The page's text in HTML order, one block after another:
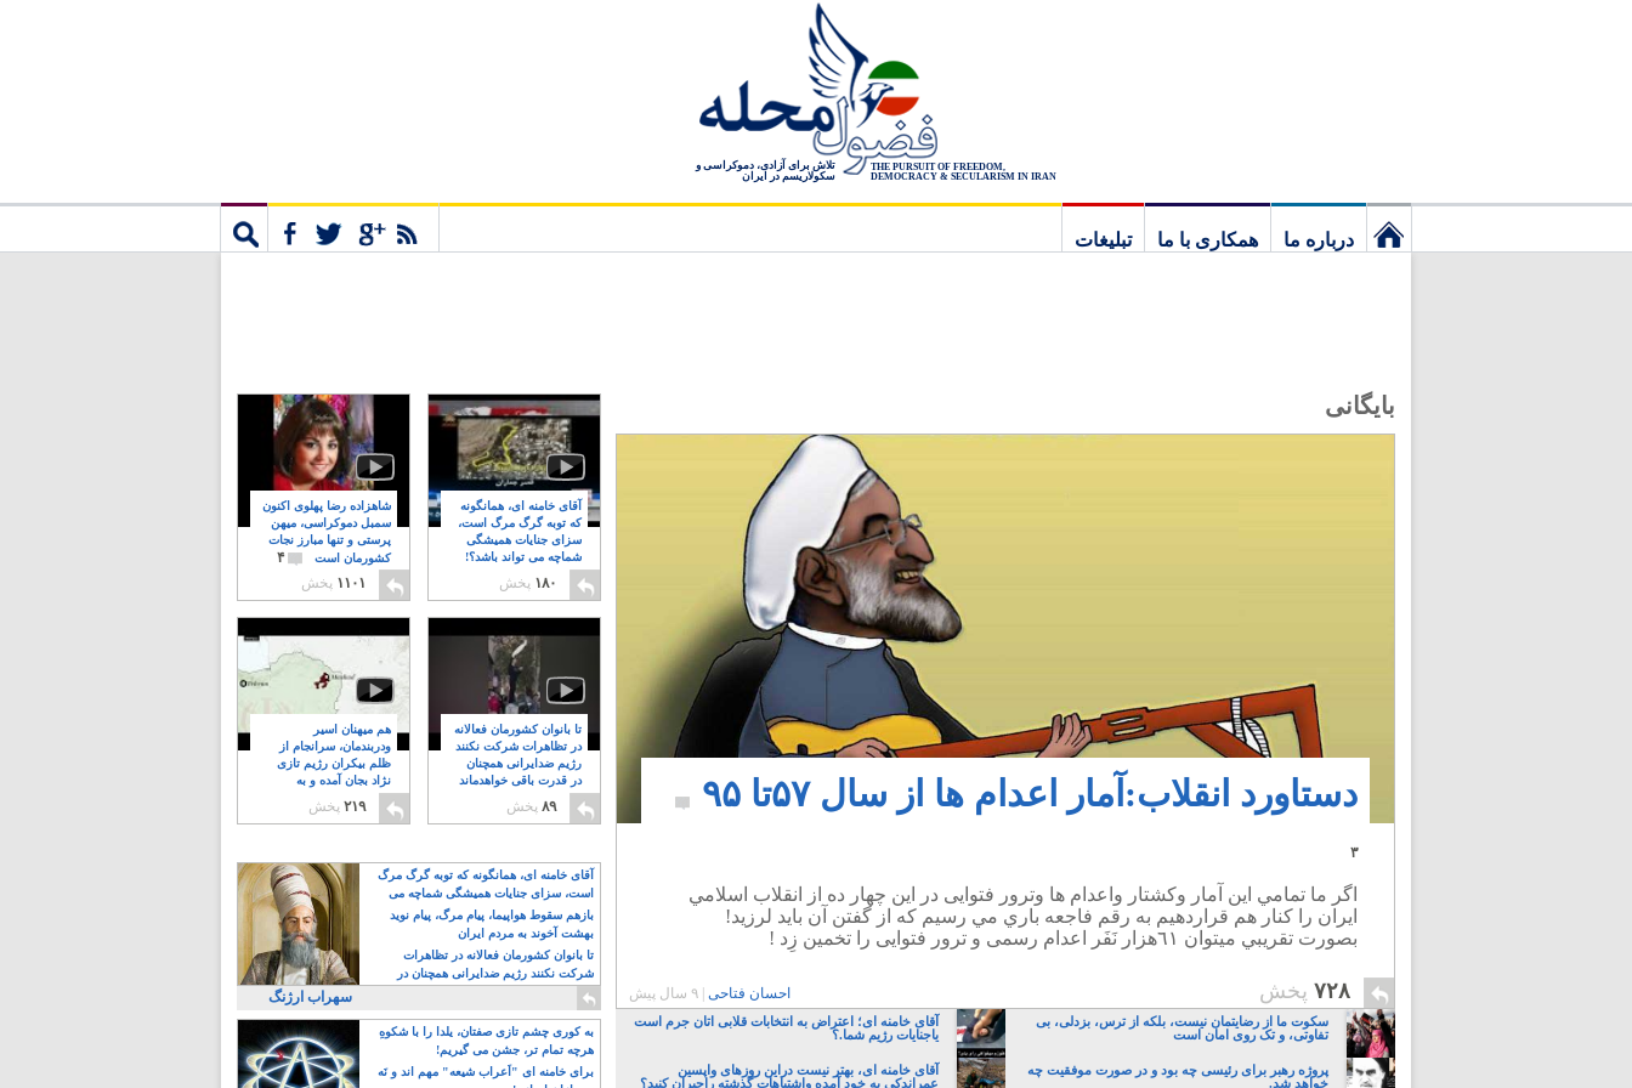
THE PURSUIT OF FREEDOM,
DEMOCRACY & SECULARISM IN IRAN
تلاش برای آزادی، دموکراسی و
سکولاریسم در ایران
درباره ما همکاری با ما
تبلیغات
بایگانی
دستاورد انقلاب:آمار اعدام ها از سال ۵٧تا ٩۵
۳
اگر ما تمامي اين آمار وكشتار واعدام ها وترور فتوایی در اين چهار ده از انقلاب اسلامي
ايران را كنار هم قراردهيم به رقم فاجعه باري مي رسيم كه از گفتن آن بايد لرزيد!
بصورت تقريبي ميتوان ٦١هزار نَفَر اعدام رسمی و ترور فتوایی را تخمين زِد !
۷۲۸ پخش احسان فتاحی ۹ سال پیش
سکوت ما از رضایتمان نیست، بلکه از ترس، بزدلی، بی
تفاوتی، و تک روی امان است
آقای خامنه ای؛ اعتراض به انتخابات قلابی اتان جرم است
یاجنایات رژیم شما.؟
پروژه رهبر برای رئیسی چه بود و در صورت موفقیت چه
خواهد شد.
آقای خامنه ای، بهتر نیست دراین روزهای واپسین
عمراندکی به خود آمده واشتباهات گذشته راجبران کنید؟
شاهزاده رضا پهلوی اکنون
سمبل دموکراسی، میهن
پرستی و تنها مبارز نجات
کشورمان است
۴
۱۱۰۱ پخش
آقای خامنه ای، همانگونه
که توبه گرگ مرگ است،
سزای جنایات همیشگی
شماچه می تواند باشد؟!
۸
۱۸۰ پخش
هم میهنان اسیر
ودربندمان، سرانجام از
ظلم بیکران رژیم تازی
نژاد بجان آمده و به
۲۱۹ پخش
تا بانوان کشورمان فعالانه
در تظاهرات شرکت نکنند
رژیم ضدایرانی همچنان
در قدرت باقی خواهدماند
۸
۸۹ پخش
آقای خامنه ای، همانگونه که توبه گرگ مرگ
است، سزای جنایات همیشگی شماچه می
تواند باشد؟!
بازهم سقوط هواپیما، پیام مرگ، پیام نوید
بهشت آخوند به مردم ایران
تا بانوان کشورمان فعالانه در تظاهرات
شرکت نکنند رژیم ضدایرانی همچنان در
قدرت باقی خواهدماند
سهراب ارژنگ
به کوری چشم تازی صفتان، یلدا را با شکوهِ
هرچه تمام تر، جشن می گیریم!
برای خامنه ای "اَعراب شیعه" مهم اند و نَه